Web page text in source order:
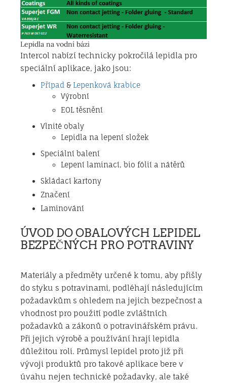
Lepidla na vodní bázi
Intercol nabízí technicky pokročilá lepidla pro
speciální aplikace, jako jsou:
Případ & Lepenková krabice
Výrobní
EOL těsnění
Vlnité obaly
Lepidla na lepení složek
Speciální balení
Lepení laminací, bio fólií a nátěrů
Skládací kartony
Značení
Laminování
ÚVOD DO OBALOVÝCH LEPIDEL
BEZPEČNÝCH PRO POTRAVINY
Materiály a předměty určené k tomu, aby přišly
do styku s potravinami, podléhají následujícím
požadavkům s ohledem na jejich bezpečnost a
vhodnost pro použití podle zvláštních
požadavků a zákonů o potravinářském právu.
Při jejich výrobě a používání hrají lepidla
důležitou roli. Průmysl lepidel proto již při
vývoji produktů pro takové aplikace bere v
úvahu nejen technické požadavky, ale také